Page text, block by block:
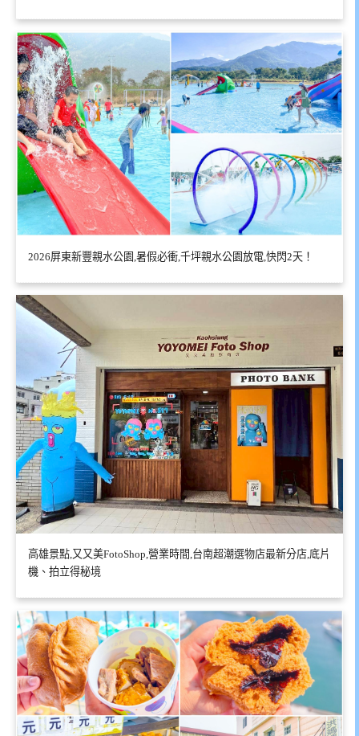
2026屏東新豐親水公園,暑假必衝,千坪親水公園放電,快閃2天！
高雄景點,又又美FotoShop,營業時間,台南超潮選物店最新分店,底片
機、拍立得秘境